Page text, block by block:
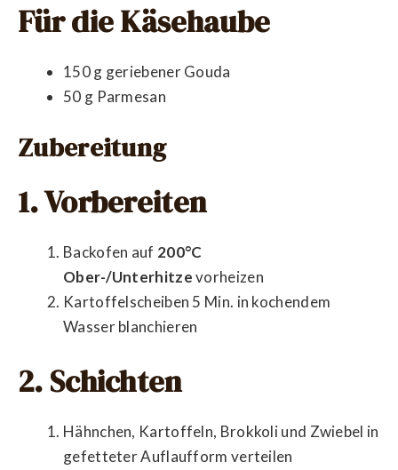
Für die Käsehaube
150 g geriebener Gouda
50 g Parmesan
Zubereitung
1. Vorbereiten
Backofen auf 200°C
Ober-/Unterhitzevorheizen
Kartoffelscheiben 5 Min. in kochendem
Wasser blanchieren
2. Schichten
Hähnchen, Kartoffeln, Brokkoli und Zwiebel in
gefetteter Auflaufform verteilen